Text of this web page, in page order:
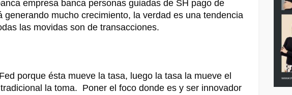
empresa banca personas guiadas de SH pago de
mucho crecimiento, la verdad es una tendencia
las movidas son de transacciones.
porque ésta mueve la tasa, luego la tasa la mueve el
la toma. Poner el foco donde es y ser innovador